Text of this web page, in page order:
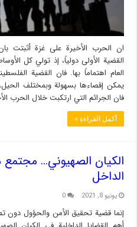
ان الحرب الأخيرة على غزة أثبتت
القضية الأولى دولياً، إذ تولي كل
العام اهتماماً بها. فان القضية
يمكن إقصاءها بسهولة وبمختلف
فان الجرائم التي ارتكبت خلال الحرب
أكمل القراءة »
الكيان الصهيوني…
الداخل
يونيو 8, 2021 0
إنما قضية تحقيق الأمن والحؤول دون